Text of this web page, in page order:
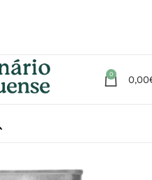
0 0,00
Azeites | Óleos | Temperos